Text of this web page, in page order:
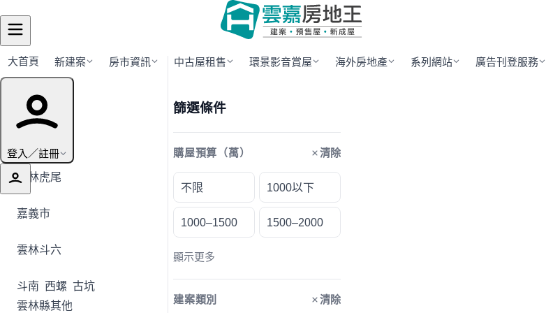
大首頁 新建案 房市資訊 中古屋租售 環景影音賞屋 海外房地產 系列網站 廣告刊登服務
登入／註冊
行政區導覽
雲林虎尾
嘉義市
雲林斗六
斗南 西螺 古坑
雲林縣其他
篩選條件
購屋預算（萬） 清除
不限 1000以下
1000–1500 1500–2000
顯示更多
建案類別 清除